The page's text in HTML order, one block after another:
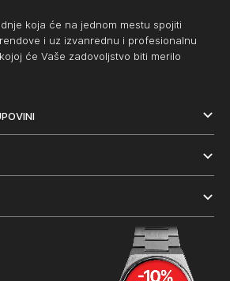
koja će na jednom mestu spojiti
i uz izvanrednu i profesionalnu
će Vaše zadovoljstvo biti merilo